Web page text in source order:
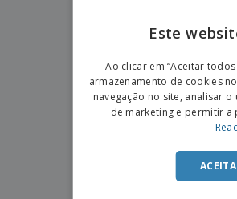
Este
Ao clicar em “Aceitar
armazenamento de cookies
navegação no site, analisar
de marketing e permitir a